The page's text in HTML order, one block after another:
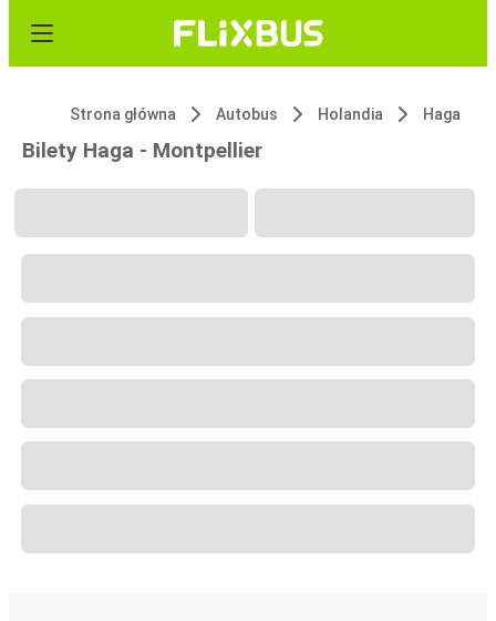
Strona główna Autobus Holandia Haga
Bilety Haga - Montpellier